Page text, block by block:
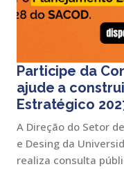
Participe da
ajude a
Estratégico
A Direção do Setor
e Desing da
realiza consulta